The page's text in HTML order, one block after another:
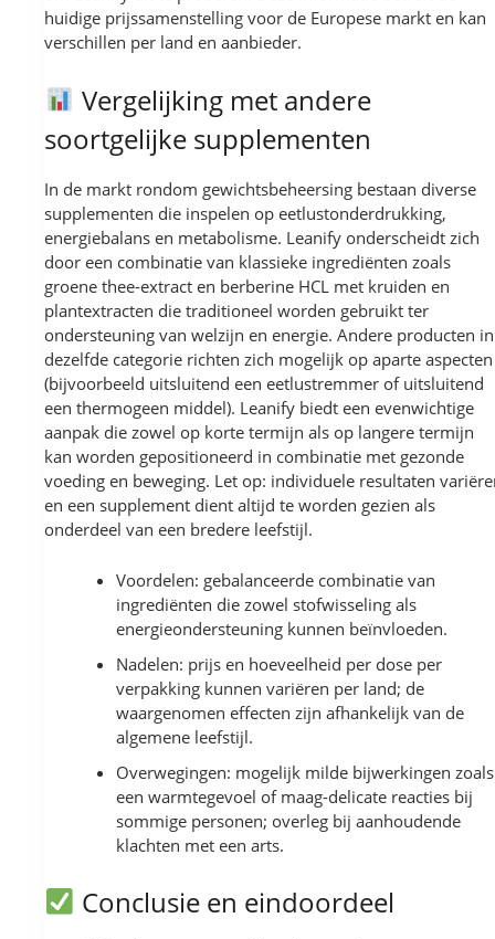
huidige prijssamenstelling voor de Europese markt en kan
verschillen per land en aanbieder.
Vergelijking met andere
soortgelijke supplementen
In de markt rondom gewichtsbeheersing bestaan diverse
supplementen die inspelen op eetlustonderdrukking,
energiebalans en metabolisme. Leanify onderscheidt zich
door een combinatie van klassieke ingrediënten zoals
groene thee-extract en berberine HCL met kruiden en
plantextracten die traditioneel worden gebruikt ter
ondersteuning van welzijn en energie. Andere producten in
dezelfde categorie richten zich mogelijk op aparte aspecten
(bijvoorbeeld uitsluitend een eetlustremmer of uitsluitend
een thermogeen middel). Leanify biedt een evenwichtige
aanpak die zowel op korte termijn als op langere termijn
kan worden gepositioneerd in combinatie met gezonde
voeding en beweging. Let op: individuele resultaten
en een supplement dient altijd te worden gezien als
onderdeel van een bredere leefstijl.
Voordelen: gebalanceerde combinatie van
ingrediënten die zowel stofwisseling als
energieondersteuning kunnen beïnvloeden.
Nadelen: prijs en hoeveelheid per dose per
verpakking kunnen variëren per land; de
waargenomen effecten zijn afhankelijk van de
algemene leefstijl.
Overwegingen: mogelijk milde bijwerkingen zoals
een warmtegevoel of maag-delicate reacties bij
sommige personen; overleg bij aanhoudende
klachten met een arts.
Conclusie en eindoordeel